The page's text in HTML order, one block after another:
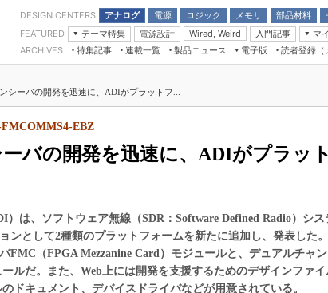
DESIGN CENTERS アナログ
電源
モーター
ロジック
LSI
メモリ
部品材料
受動部品
FEATURED
テーマ特集
Japan）
電源設計 Wired, Weird
入門記事
モーター入門
マ
マイコン講座 計測機器
CEATEC
組込み/エ
人とくるま
ARCHIVES 特集記事
連載一覧
ロセッサ懐古録
に贈る電子部品“徹底”活
の式で始めるDC/DCコン
座
マイコン講座
ル伝送技術講座
製品ニュース
電子版
電子ブックレット
読者登録（
シーバの開発を迅速に、ADIがプラットフ...
バの開発を迅速に、ADIがプラッ
EBZ
）は、ソフトウェア無線（SDR：Software Defined Radio）シス
ンとして2種類のプラットフォームを新たに追加し、発表した
FMC（FPGA Mezzanine Card）モジュールと、デュアルチャ
ルだ。また、Web上には開発を支援するためのデザインファイ
ドキュメント、デバイスドライバなどが用意されている。